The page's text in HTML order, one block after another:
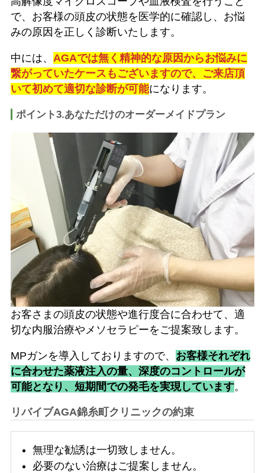
で、お客様の頭皮の状態を医学的に確認し、お悩
みの原因を正しく診断いたします。
中には、 AGAでは無く精神的な原因からお悩みに
繋がっていたケースもございますので、ご来店頂
いて初めて適切な診断が可能になります。
ポイント3.あなただけのオーダーメイドプラン
お客さまの頭皮の状態や進行度合に合わせて、適
切な内服治療やメソセラピーをご提案致します。
MPガンを導入しておりますので、 お客様それぞれ
に合わせた薬液注入の量、深度のコントロールが
可能となり、短期間での発毛を実現しています。
リバイブAGA錦糸町クリニックの約束
無理な勧誘は一切致しません。
必要のない治療はご提案しません。